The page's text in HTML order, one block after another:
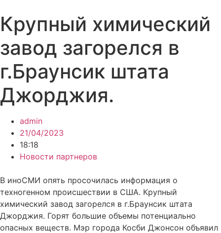
Крупный химический
завод загорелся в
г.Браунсик штата
Джорджия.
admin
21/04/2023
18:18
Новости партнеров
В иноСМИ опять просочилась информация о
техногенном происшествии в США. Крупный
химический завод загорелся в г.Браунсик штата
Джорджия. Горят большие объемы потенциально
опасных веществ. Мэр города Косби Джонсон объявил